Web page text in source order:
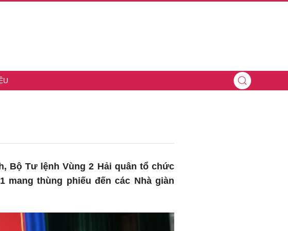
Bộ Tư lệnh Vùng 2 Hải quân tổ chức
mang thùng phiếu đến các Nhà giàn